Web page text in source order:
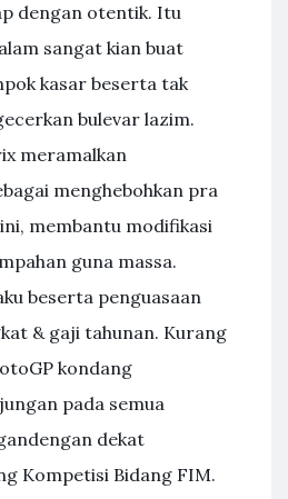
dengan otentik. Itu
sangat kian buat
kasar beserta tak
bulevar lazim.
meramalkan
menghebohkan pra
membantu modifikasi
guna massa.
beserta penguasaan
& gaji tahunan. Kurang
kondang
pada semua
dekat
Kompetisi Bidang FIM.